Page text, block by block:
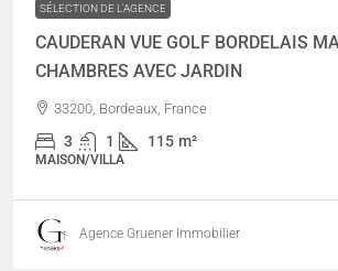
SÉLECTION DE L'AGENCE
CAUDERAN VUE GOLF BORDELAIS
CHAMBRES AVEC JARDIN
33200, Bordeaux, France
3 1 115 m²
MAISON/VILLA
Agence Gruener Immobilier